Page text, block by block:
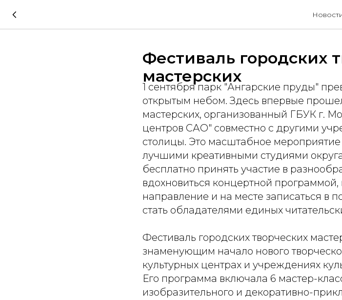
Фестиваль городских
мастерских
1 сентября парк "Ангарские пруды"
открытым небом. Здесь впервые
мастерских, организованный ГБУК г.
центров САО" совместно с другими
столицы. Это масштабное
лучшими креативными студиями
бесплатно принять участие в
вдохновиться концертной программой,
направление и на месте записаться в
стать обладателями единых
Фестиваль городских творческих
знаменующим начало нового
культурных центрах и учреждениях
Его программа включала 6 мастер-
изобразительного и декоративно-